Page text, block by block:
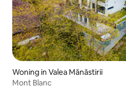
Woning in Valea Mănăstirii
Mont Blanc